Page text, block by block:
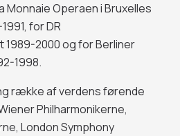
Monnaie Operaen i Bruxelles
for DR
2000 og for Berliner
1998.
række af verdens førende
Philharmonikerne,
London Symphony